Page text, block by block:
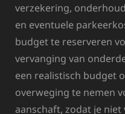
verzekering,
en eventuele
budget te reserveren
vervanging van
een realistisch budget
overweging te nemen
aanschaft, zodat je